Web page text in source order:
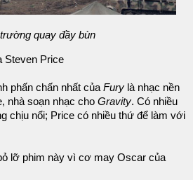
quay đầy bùn
Steven Price
phấn chấn nhất của Fury là nhạc nền
nhà soạn nhạc cho Gravity. Có nhiều
chịu nổi; Price có nhiều thứ để làm với
lỡ phim này vì cơ may Oscar của